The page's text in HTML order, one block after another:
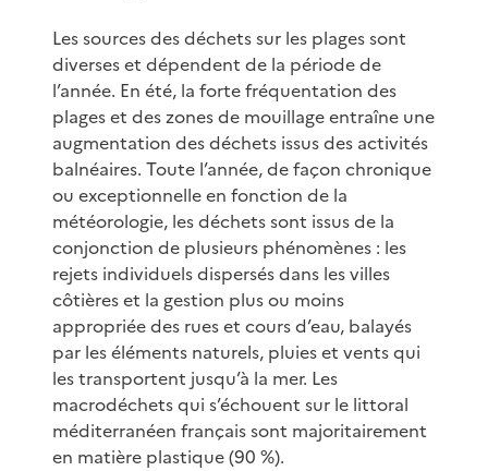
Les sources des déchets sur les plages sont
diverses et dépendent de la période de
l’année. En été, la forte fréquentation des
plages et des zones de mouillage entraîne une
augmentation des déchets issus des activités
balnéaires. Toute l’année, de façon chronique
ou exceptionnelle en fonction de la
météorologie, les déchets sont issus de la
conjonction de plusieurs phénomènes : les
rejets individuels dispersés dans les villes
côtières et la gestion plus ou moins
appropriée des rues et cours d’eau, balayés
par les éléments naturels, pluies et vents qui
les transportent jusqu’à la mer. Les
macrodéchets qui s’échouent sur le littoral
méditerranéen français sont majoritairement
en matière plastique (90 %).